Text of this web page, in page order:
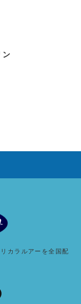
ン
カラルアーを全国配